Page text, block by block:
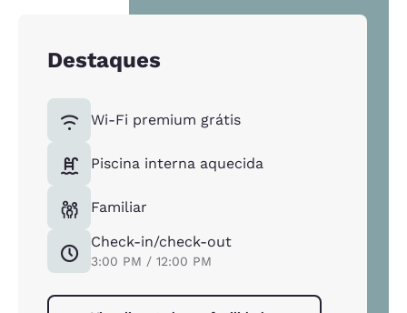
Destaques
Wi-Fi premium grátis
Piscina interna aquecida
Familiar
Check-in/check-out
3:00 PM / 12:00 PM